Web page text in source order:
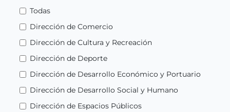
Todas
Dirección de Comercio
Dirección de Cultura y Recreación
Dirección de Deporte
Dirección de Desarrollo Económico y Portuario
Dirección de Desarrollo Social y Humano
Dirección de Espacios Públicos